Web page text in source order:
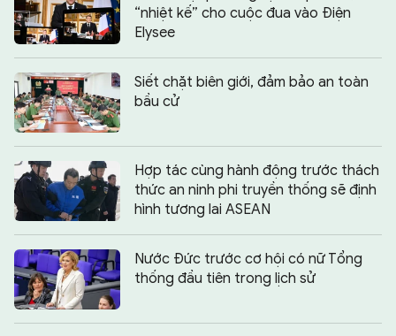
“nhiệt kế” cho cuộc đua vào Điện
Elysee
Siết chặt biên giới, đảm bảo an toàn
bầu cử
Hợp tác cùng hành động trước thách
thức an ninh phi truyền thống sẽ định
hình tương lai ASEAN
Nước Đức trước cơ hội có nữ Tổng
thống đầu tiên trong lịch sử